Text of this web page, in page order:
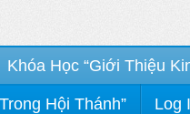
Khóa Học “Giới Thiệu
Hội Thánh” Log